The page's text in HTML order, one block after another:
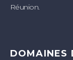
Réunion.
DOMAINES